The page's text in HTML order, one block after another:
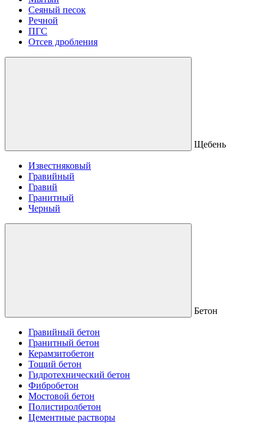
Сеяный песок
Речной
ПГС
Отсев дробления
Щебень
Известняковый
Гравийный
Гравий
Гранитный
Черный
Бетон
Гравийный бетон
Гранитный бетон
Керамзитобетон
Тощий бетон
Гидротехнический бетон
Фибробетон
Мостовой бетон
Полистиролбетон
Цементные растворы